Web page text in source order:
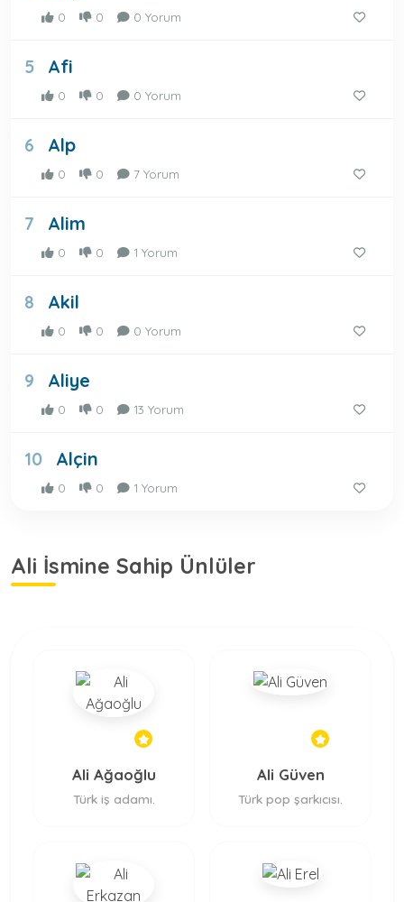
0 0 0 Yorum
5 Afi
0 0 0 Yorum
6 Alp
0 0 7 Yorum
7 Alim
0 0 1 Yorum
8 Akil
0 0 0 Yorum
9 Aliye
0 0 13 Yorum
10 Alçin
0 0 1 Yorum
Ali İsmine Sahip Ünlüler
Ali Ağaoğlu
Türk iş adamı.
Ali Güven
Türk pop şarkıcısı.